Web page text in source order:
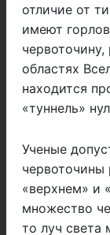
отличие от
имеют
областях
находится
«туннель»
Ученые
червоточины
«верхнем» и
множество
то луч света